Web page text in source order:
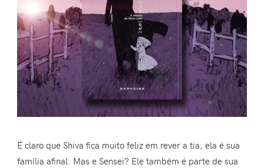
É claro que Shiva fica muito feliz em rever a tia, ela é sua
família afinal. Mas e Sensei? Ele também é parte de sua